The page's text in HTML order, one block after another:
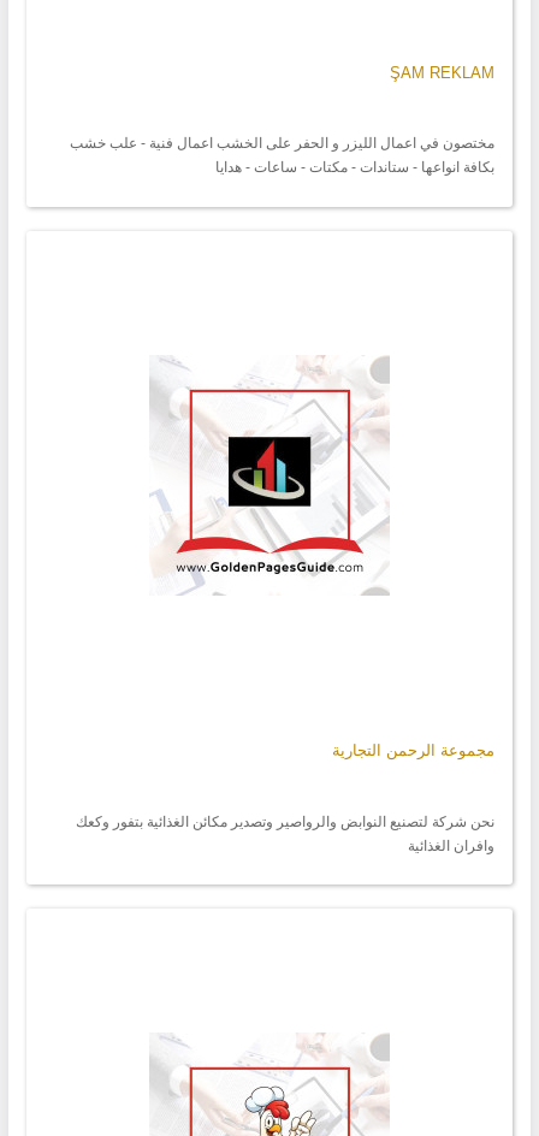
ŞAM REKLAM
مختصون في اعمال الليزر و الحفر على الخشب اعمال فنية - علب خشب
بكافة انواعها - ستاندات - مكتات - ساعات - هدايا
مجموعة الرحمن التجارية
نحن شركة لتصنيع النوابض والرواصير وتصدير مكائن الغذائية بتفور وكعك
وافران الغذائية